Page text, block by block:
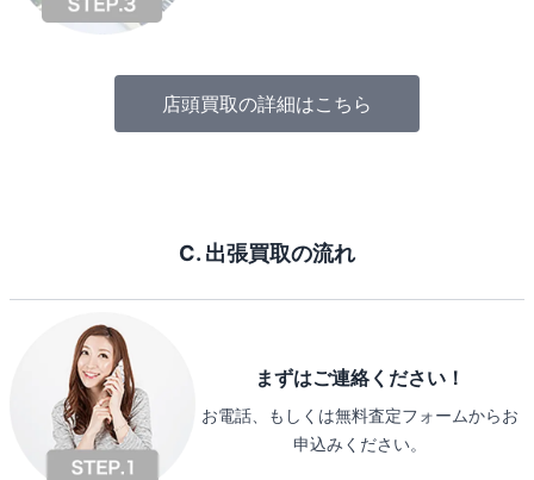
店頭買取の詳細はこちら
C. 出張買取の流れ
まずはご連絡ください！
お電話、もしくは無料査定フォームからお
申込みください。